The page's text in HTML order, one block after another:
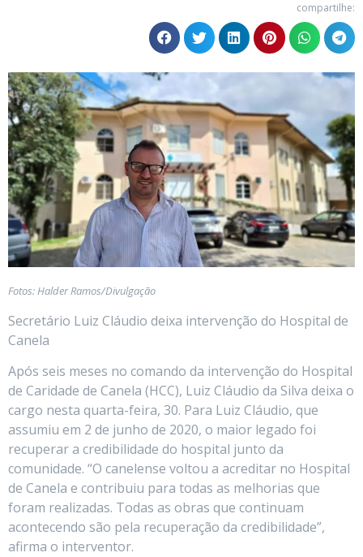
compartilhe:
Fotos: Halder Ramos/Divulgação
Secretário Luiz Cláudio deixa intervenção do Hospital de
Canela
Após seis meses no comando da intervenção do Hospital
de Caridade de Canela (HCC), Luiz Cláudio da Silva deixa o
cargo nesta quarta-feira, 30. Para Luiz Cláudio, que
assumiu em 2 de junho de 2020, o maior legado foi
recuperar a credibilidade do hospital junto da
comunidade. “O canelense voltou a acreditar no Hospital
de Canela e contribuiu para todas as melhorias que
foram realizadas. Todas as obras que continuam
acontecendo são pela recuperação da credibilidade”,
afirma o interventor.